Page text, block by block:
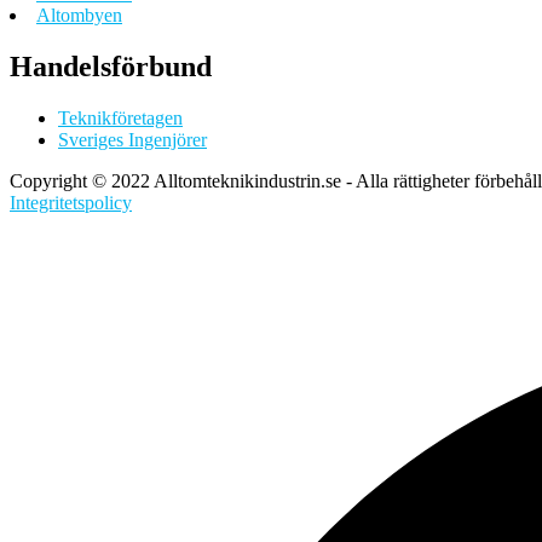
Altombyen
Handelsförbund
Teknikföretagen
Sveriges Ingenjörer
Copyright © 2022 Alltomteknikindustrin.se - Alla rättigheter
Integritetspolicy